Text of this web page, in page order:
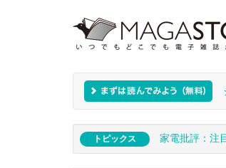
トピックス 家電批評：注